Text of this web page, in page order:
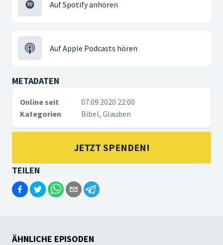
Auf Spotify anhören
Auf Apple Podcasts hören
METADATEN
Online seit
07.09.2020 22:00
Kategorien
Bibel, Glauben
JETZT SPENDEN!
TEILEN
ÄHNLICHE EPISODEN